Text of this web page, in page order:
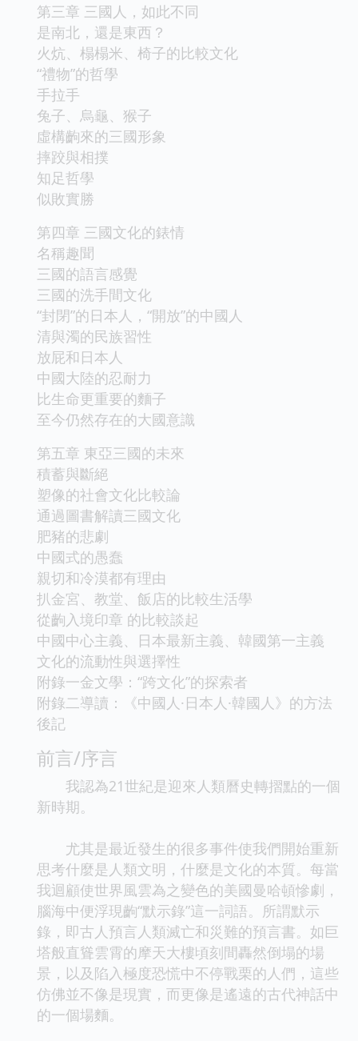
第三章 三國人，如此不同
是南北，還是東西？
火炕、榻榻米、椅子的比較文化
“禮物”的哲學
手拉手
兔子、烏龜、猴子
虛構齣來的三國形象
摔跤與相撲
知足哲學
似敗實勝
第四章 三國文化的錶情
名稱趣聞
三國的語言感覺
三國的洗手間文化
“封閉”的日本人，“開放”的中國人
清與濁的民族習性
放屁和日本人
中國大陸的忍耐力
比生命更重要的麵子
至今仍然存在的大國意識
第五章 東亞三國的未來
積蓄與斷絕
塑像的社會文化比較論
通過圖書解讀三國文化
肥豬的悲劇
中國式的愚蠢
親切和冷漠都有理由
扒金宮、教堂、飯店的比較生活學
從齣入境印章 的比較談起
中國中心主義、日本最新主義、韓國第一主義
文化的流動性與選擇性
附錄一金文學：“跨文化”的探索者
附錄二導讀：《中國人·日本人·韓國人》的方法
後記
前言/序言
我認為21世紀是迎來人類曆史轉摺點的一個
新時期。
尤其是最近發生的很多事件使我們開始重新
思考什麼是人類文明，什麼是文化的本質。每當
我迴顧使世界風雲為之變色的美國曼哈頓慘劇，
腦海中便浮現齣“默示錄”這一詞語。所謂默示
錄，即古人預言人類滅亡和災難的預言書。如巨
塔般直聳雲霄的摩天大樓頃刻間轟然倒塌的場
景，以及陷入極度恐慌中不停戰栗的人們，這些
仿佛並不像是現實，而更像是遙遠的古代神話中
的一個場麵。